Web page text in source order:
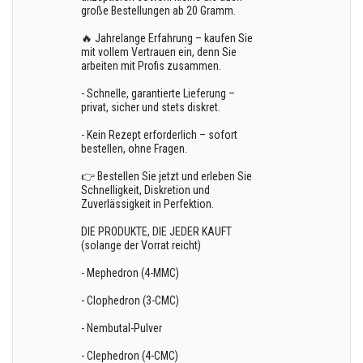
große Bestellungen ab 20 Gramm.
🔥 Jahrelange Erfahrung – kaufen Sie
mit vollem Vertrauen ein, denn Sie
arbeiten mit Profis zusammen.
- Schnelle, garantierte Lieferung –
privat, sicher und stets diskret.
- Kein Rezept erforderlich – sofort
bestellen, ohne Fragen.
👉 Bestellen Sie jetzt und erleben Sie
Schnelligkeit, Diskretion und
Zuverlässigkeit in Perfektion.
DIE PRODUKTE, DIE JEDER KAUFT
(solange der Vorrat reicht)
- Mephedron (4-MMC)
- Clophedron (3-CMC)
- Nembutal-Pulver
- Clephedron (4-CMC)